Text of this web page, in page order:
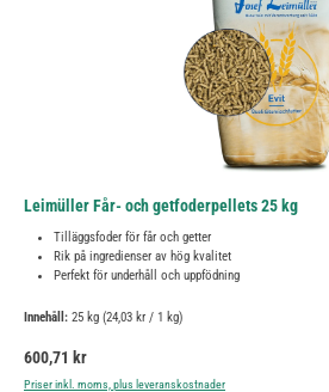
Leimüller Får- och getfoderpellets 25 kg
Tilläggsfoder för får och getter
Rik på ingredienser av hög kvalitet
Perfekt för underhåll och uppfödning
Innehåll: 25 kg (24,03 kr / 1 kg)
Ordinarie pris:
600,71 kr
Priser inkl. moms, plus leveranskostnader